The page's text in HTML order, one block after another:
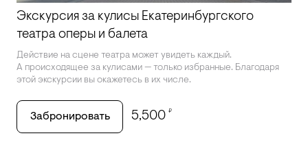
Экскурсия за кулисы Екатеринбургского
театра оперы и балета
Действие на сцене театра может увидеть каждый.
А происходящее за кулисами — только избранные. Благодаря
этой экскурсии вы окажетесь в их числе.
Забронировать 5,500 ₽